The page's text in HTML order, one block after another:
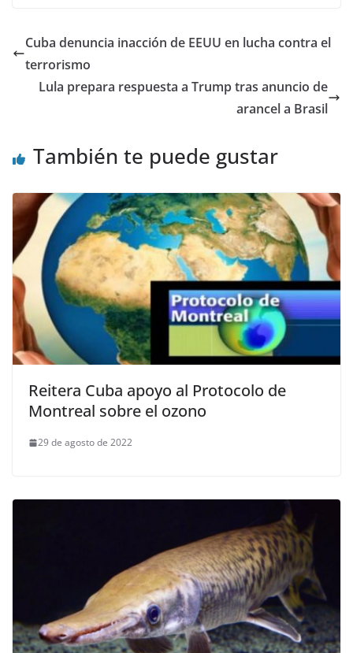
Cuba denuncia inacción de EEUU en lucha contra el
terrorismo
Lula prepara respuesta a Trump tras anuncio de
arancel a Brasil
También te puede gustar
Reitera Cuba apoyo al Protocolo de
Montreal sobre el ozono
29 de agosto de 2022